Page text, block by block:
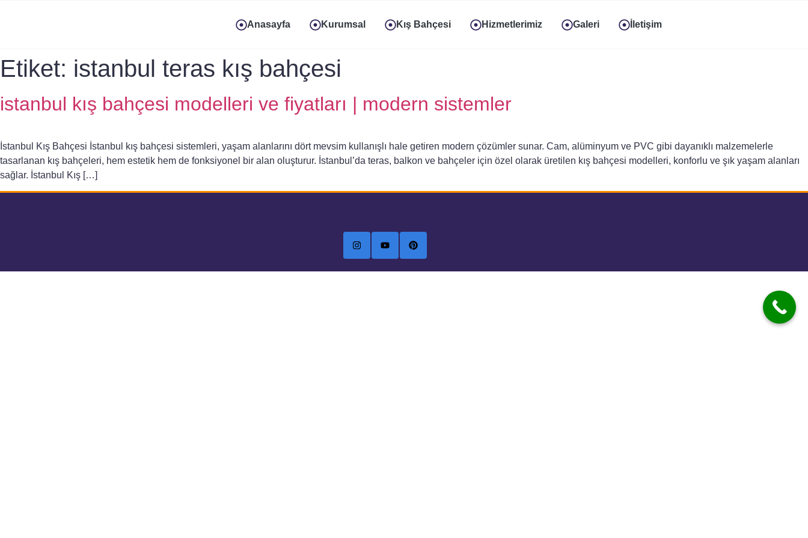
Anasayfa Kurumsal Kış Bahçesi Hizmetlerimiz Galeri İletişim
Etiket: istanbul teras kış bahçesi
istanbul kış bahçesi modelleri ve fiyatları | modern sistemler
İstanbul Kış Bahçesi İstanbul kış bahçesi sistemleri, yaşam alanlarını dört mevsim kullanışlı hale getiren modern çözümler sunar. Cam, alüminyum ve PVC gibi dayanıklı malzemelerle
tasarlanan kış bahçeleri, hem estetik hem de fonksiyonel bir alan oluşturur. İstanbul’da teras, balkon ve bahçeler için özel olarak üretilen kış bahçesi modelleri, konforlu ve şık yaşam alanları
sağlar. İstanbul Kış […]